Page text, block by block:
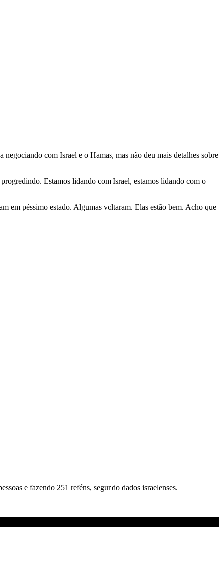
com Israel e o Hamas, mas não deu mais detalhes sobre
Estamos lidando com Israel, estamos lidando com o
em péssimo estado. Algumas voltaram. Elas estão bem. Acho que
e fazendo 251 reféns, segundo dados israelenses.